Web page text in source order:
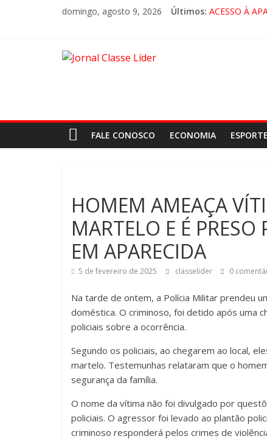
domingo, agosto 9, 2026 Últimos: ACESSO À
“HÁ
FALE CONOSCO ECONOMIA ESPORTE
HOMEM AMEAÇA
MARTELO E É
EM APARECIDA
5 de fevereiro de 2025 classelider 0
Na tarde de ontem, a Polícia Militar prendeu
doméstica. O criminoso, foi detido após uma
policiais sobre a ocorrência.
Segundo os policiais, ao chegarem ao local,
martelo. Testemunhas relataram que o
segurança da família.
O nome da vítima não foi divulgado por
policiais. O agressor foi levado ao plantão
criminoso responderá pelos crimes de